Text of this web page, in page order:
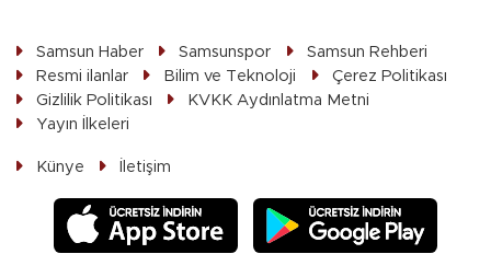
Samsun Haber Samsunspor
Samsun Rehberi
Resmi ilanlar
Bilim ve Teknoloji
Çerez Politikası
Gizlilik Politikası
KVKK Aydınlatma Metni
Yayın İlkeleri
Künye İletişim